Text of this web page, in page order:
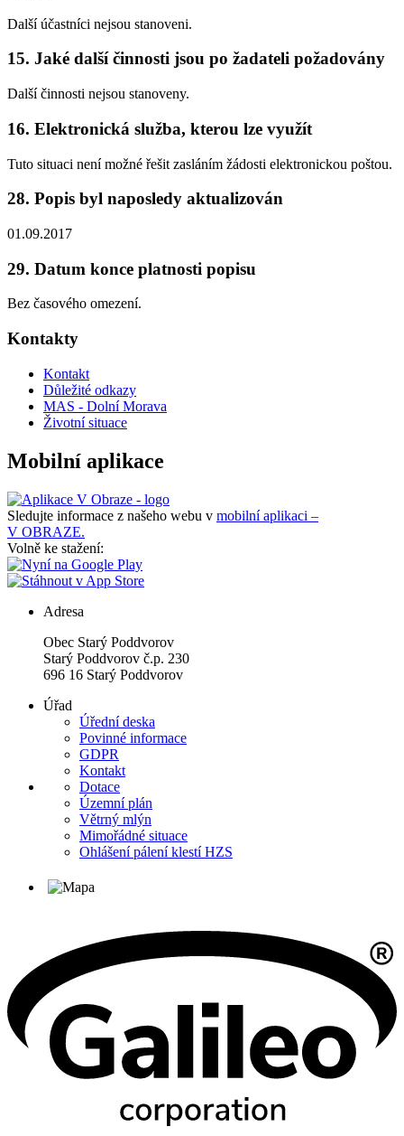
Další účastníci nejsou stanoveni.
15. Jaké další činnosti jsou po žadateli požadovány
Další činnosti nejsou stanoveny.
16. Elektronická služba, kterou lze využít
Tuto situaci není možné řešit zasláním žádosti elektronickou poštou.
28. Popis byl naposledy aktualizován
01.09.2017
29. Datum konce platnosti popisu
Bez časového omezení.
Kontakty
Kontakt
Důležité odkazy
MAS - Dolní Morava
Životní situace
Mobilní aplikace
Sledujte informace z našeho webu v mobilní aplikaci –
V OBRAZE.
Volně ke stažení:
Adresa
Obec Starý Poddvorov
Starý Poddvorov č.p. 230
696 16 Starý Poddvorov
Úřad
Úřední deska
Povinné informace
GDPR
Kontakt
Dotace
Územní plán
Větrný mlýn
Mimořádné situace
Ohlášení pálení klestí HZS